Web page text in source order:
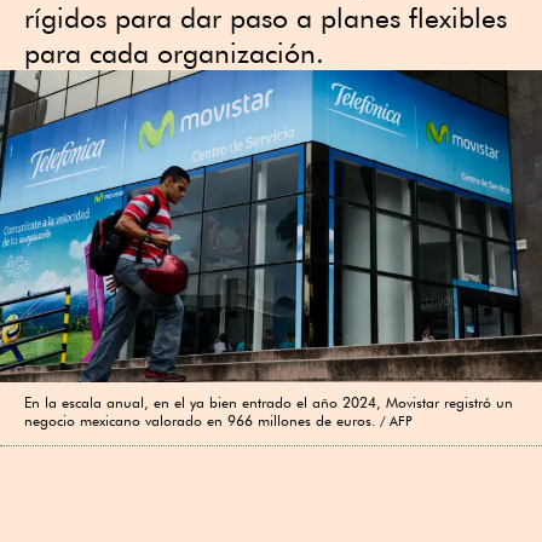
rígidos para dar paso a planes flexibles
para cada organización.
En la escala anual, en el ya bien entrado el año 2024, Movistar registró un
negocio mexicano valorado en 966 millones de euros.
AFP